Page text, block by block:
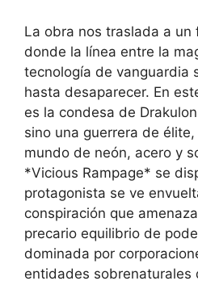
La obra nos traslada a un
donde la línea entre la
tecnología de vanguardia
hasta desaparecer. En
es la condesa de
sino una guerrera de
mundo de neón, acero y
*Vicious Rampage* se
protagonista se ve
conspiración que
precario equilibrio de
dominada por
entidades sobrenaturales